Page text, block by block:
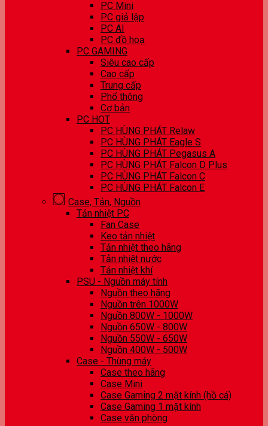
PC Mini
PC giả lập
PC AI
PC đồ hoạ
PC GAMING
Siêu cao cấp
Cao cấp
Trung cấp
Phổ thông
Cơ bản
PC HOT
PC HÙNG PHÁT Relaw
PC HÙNG PHÁT Eagle S
PC HÙNG PHÁT Pegasus A
PC HÙNG PHÁT Falcon D Plus
PC HÙNG PHÁT Falcon C
PC HÙNG PHÁT Falcon E
Case, Tản, Nguồn
Tản nhiệt PC
Fan Case
Keo tản nhiệt
Tản nhiệt theo hãng
Tản nhiệt nước
Tản nhiệt khí
PSU - Nguồn máy tính
Nguồn theo hãng
Nguồn trên 1000W
Nguồn 800W - 1000W
Nguồn 650W - 800W
Nguồn 550W - 650W
Nguồn 400W - 500W
Case - Thùng máy
Case theo hãng
Case Mini
Case Gaming 2 mặt kính (hồ cá)
Case Gaming 1 mặt kính
Case văn phòng